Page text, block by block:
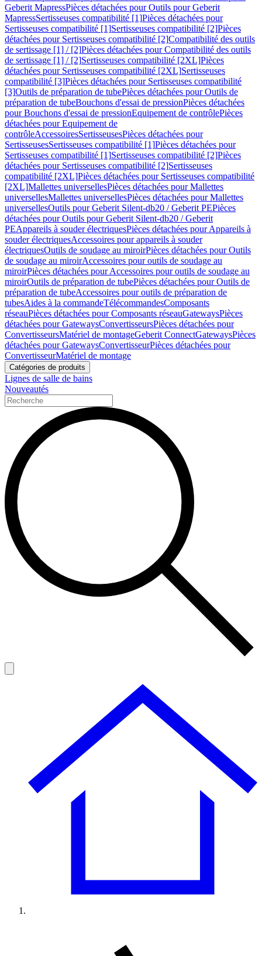
Geberit MapressPièces détachées pour Outils pour Geberit
MapressSertisseuses compatibilité [1]Pièces détachées pour
Sertisseuses compatibilité [1]Sertisseuses compatibilité [2]Pièces
détachées pour Sertisseuses compatibilité [2]Compatibilité des outils
de sertissage [1] / [2]Pièces détachées pour Compatibilité des outils
de sertissage [1] / [2]Sertisseuses compatibilité [2XL]Pièces
détachées pour Sertisseuses compatibilité [2XL]Sertisseuses
compatibilité [3]Pièces détachées pour Sertisseuses compatibilité
[3]Outils de préparation de tubePièces détachées pour Outils de
préparation de tubeBouchons d'essai de pressionPièces détachées
pour Bouchons d'essai de pressionEquipement de contrôlePièces
détachées pour Equipement de
contrôleAccessoiresSertisseusesPièces détachées pour
SertisseusesSertisseuses compatibilité [1]Pièces détachées pour
Sertisseuses compatibilité [1]Sertisseuses compatibilité [2]Pièces
détachées pour Sertisseuses compatibilité [2]Sertisseuses
compatibilité [2XL]Pièces détachées pour Sertisseuses compatibilité
[2XL]Mallettes universellesPièces détachées pour Mallettes
universellesMallettes universellesPièces détachées pour Mallettes
universellesOutils pour Geberit Silent-db20 / Geberit PEPièces
détachées pour Outils pour Geberit Silent-db20 / Geberit
PEAppareils à souder électriquesPièces détachées pour Appareils à
souder électriquesAccessoires pour appareils à souder
électriquesOutils de soudage au miroirPièces détachées pour Outils
de soudage au miroirAccessoires pour outils de soudage au
miroirPièces détachées pour Accessoires pour outils de soudage au
miroirOutils de préparation de tubePièces détachées pour Outils de
préparation de tubeAccessoires pour outils de préparation de
tubesAides à la commandeTélécommandesComposants
réseauPièces détachées pour Composants réseauGatewaysPièces
détachées pour GatewaysConvertisseursPièces détachées pour
ConvertisseursMatériel de montageGeberit ConnectGatewaysPièces
détachées pour GatewaysConvertisseurPièces détachées pour
ConvertisseurMatériel de montage
Catégories de produits
Lignes de salle de bains
Nouveautés